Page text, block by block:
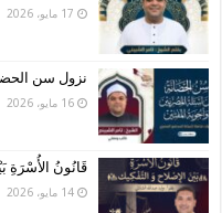
17 مايو، 2026
نزول سن
16 مايو، 2026
قَانُونُ الأُسْرَةِ
14 مايو، 2026